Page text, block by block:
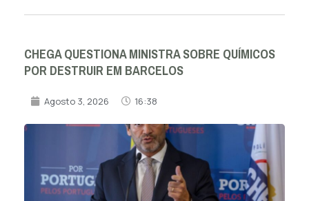
CHEGA QUESTIONA MINISTRA SOBRE QUÍMICOS
POR DESTRUIR EM BARCELOS
Agosto 3, 2026 16:38